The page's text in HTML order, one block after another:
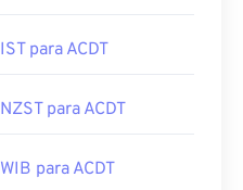
IST para ACDT
NZST para ACDT
WIB para ACDT